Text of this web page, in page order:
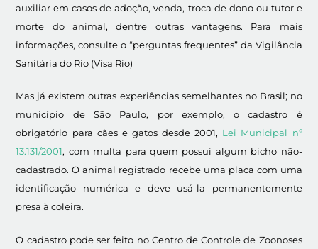
auxiliar em casos de adoção, venda, troca de dono ou tutor e
morte do animal, dentre outras vantagens. Para mais
informações, consulte o “perguntas frequentes” da Vigilância
Sanitária do Rio (Visa Rio)
Mas já existem outras experiências semelhantes no Brasil; no
município de São Paulo, por exemplo, o cadastro é
obrigatório para cães e gatos desde 2001, Lei Municipal nº
13.131/2001, com multa para quem possui algum bicho não-
cadastrado. O animal registrado recebe uma placa com uma
identificação numérica e deve usá-la permanentemente
presa à coleira.
O cadastro pode ser feito no Centro de Controle de Zoonoses